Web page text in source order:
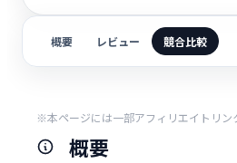
概要 レビュー 競合比較
※本ページには一部アフィリエイトリン
概要